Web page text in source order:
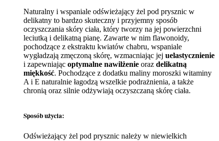
Naturalny i wspaniale odświeżający żel pod prysznic w
delikatny to bardzo skuteczny i przyjemny sposób
oczyszczania skóry ciała, który tworzy na jej powierzchni
leciutką i delikatną pianę. Zawarte w nim flawonoidy,
pochodzące z ekstraktu kwiatów chabru, wspaniale
wygładzają zmęczoną skórę, wzmacniając jej uelastycznienie
i zapewniając optymalne nawilżenie oraz delikatną
miękkość. Pochodzące z dodatku maliny moroszki witaminy
A i E naturalnie łagodzą wszelkie podrażnienia, a także
chronią oraz silnie odżywiają oczyszczaną skórę ciała.
Sposób użycia:
Odświeżający żel pod prysznic należy w niewielkich